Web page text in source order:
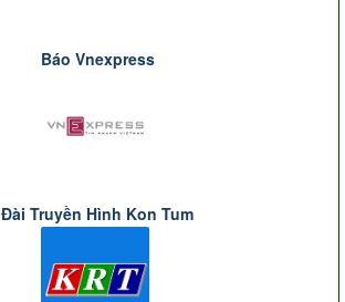
Báo Vnexpress
Đài Truyền Hình Kon Tum